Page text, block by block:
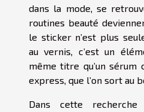
dans la mode, se
routines beauté
le sticker n’est plus
au vernis, c’est un
même titre qu’un sérum
express, que l’on sort au
Dans cette recherche